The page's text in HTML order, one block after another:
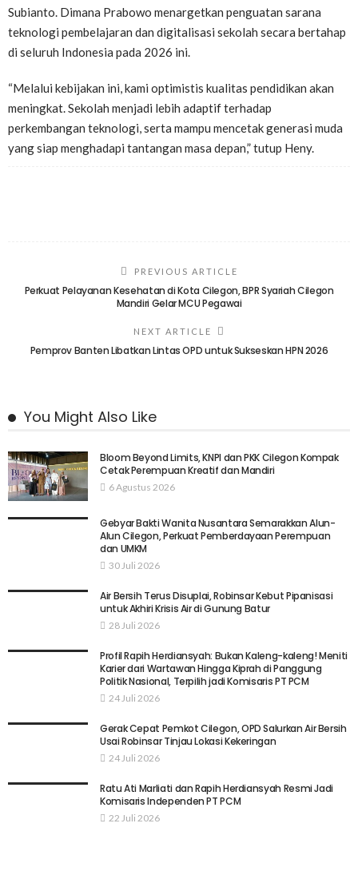
Subianto. Dimana Prabowo menargetkan penguatan sarana
teknologi pembelajaran dan digitalisasi sekolah secara bertahap
di seluruh Indonesia pada 2026 ini.
“Melalui kebijakan ini, kami optimistis kualitas pendidikan akan
meningkat. Sekolah menjadi lebih adaptif terhadap
perkembangan teknologi, serta mampu mencetak generasi muda
yang siap menghadapi tantangan masa depan,” tutup Heny.
PREVIOUS ARTICLE
Perkuat Pelayanan Kesehatan di Kota Cilegon, BPR Syariah Cilegon
Mandiri Gelar MCU Pegawai
NEXT ARTICLE
Pemprov Banten Libatkan Lintas OPD untuk Sukseskan HPN 2026
You Might Also Like
Bloom Beyond Limits, KNPI dan PKK Cilegon Kompak
Cetak Perempuan Kreatif dan Mandiri
6 Agustus 2026
Gebyar Bakti Wanita Nusantara Semarakkan Alun-
Alun Cilegon, Perkuat Pemberdayaan Perempuan
dan UMKM
30 Juli 2026
Air Bersih Terus Disuplai, Robinsar Kebut Pipanisasi
untuk Akhiri Krisis Air di Gunung Batur
28 Juli 2026
Profil Rapih Herdiansyah: Bukan Kaleng-kaleng! Meniti
Karier dari Wartawan Hingga Kiprah di Panggung
Politik Nasional, Terpilih jadi Komisaris PT PCM
24 Juli 2026
Gerak Cepat Pemkot Cilegon, OPD Salurkan Air Bersih
Usai Robinsar Tinjau Lokasi Kekeringan
24 Juli 2026
Ratu Ati Marliati dan Rapih Herdiansyah Resmi Jadi
Komisaris Independen PT PCM
22 Juli 2026